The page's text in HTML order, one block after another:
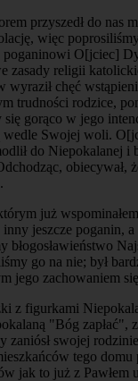
przyszedł do nas
więc
poganinowi O[jciec]
zasady religii
wyraził chęć
trudności rodzice,
gorąco w jego
wedle Swojej woli.
do Niepokalanej i
obiecywał,
już
jeszcze poganin,
błogosławieństwo
go na nie; był
jego zachowaniem
z figurkami
"Bóg zapłać",
zaniósł swojej
tego
jak to już z Pawłem